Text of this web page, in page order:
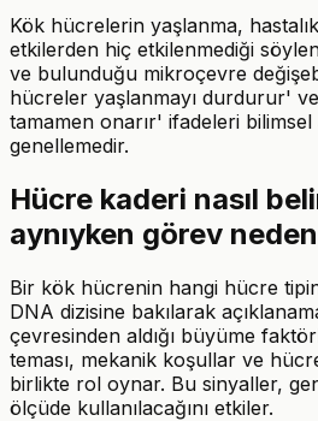
hücre
Kök hücrelerin yaşlanma,
etkilerden hiç etkilenmediği
ve bulunduğu mikroçevre
hücreler yaşlanmayı durdurur'
tamamen onarır' ifadeleri bilimsel
genellemedir.
Hücre kaderi nasıl
aynıyken görev
Bir kök hücrenin hangi hücre
DNA dizisine bakılarak
çevresinden aldığı büyüme
teması, mekanik koşullar ve
birlikte rol oynar. Bu sinyaller,
ölçüde kullanılacağını etkiler.